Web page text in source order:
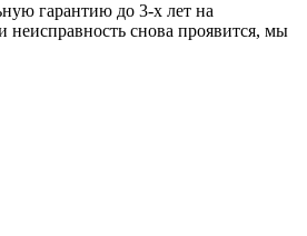
гарантию до 3-х лет на
неисправность снова проявится, мы